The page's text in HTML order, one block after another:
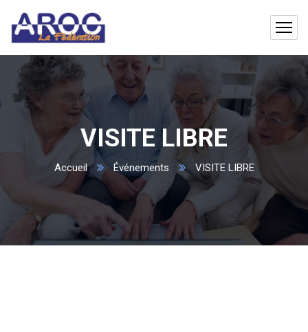
VISITE LIBRE
Accueil Événements VISITE LIBRE